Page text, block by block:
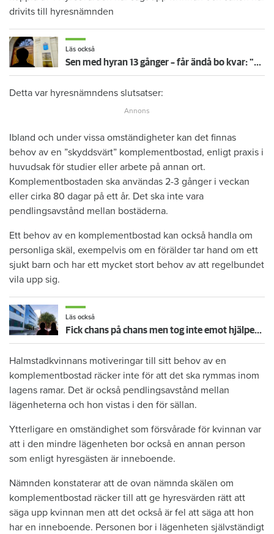
drivits till hyresnämnden
Läs också
Sen med hyran 13 gånger – får ändå bo kvar: "Glömde att betala"
Detta var hyresnämndens slutsatser:
Ibland och under vissa omständigheter kan det finnas
behov av en ”skyddsvärt” komplementbostad, enligt praxis i
huvudsak för studier eller arbete på annan ort.
Komplementbostaden ska användas 2-3 gånger i veckan
eller cirka 80 dagar på ett år. Det ska inte vara
pendlingsavstånd mellan bostäderna.
Ett behov av en komplementbostad kan också handla om
personliga skäl, exempelvis om en förälder tar hand om ett
sjukt barn och har ett mycket stort behov av att regelbundet
vila upp sig.
Läs också
Fick chans på chans men tog inte emot hjälpen – nu vräks paret: ”Tragiskt"
Halmstadkvinnans motiveringar till sitt behov av en
komplementbostad räcker inte för att det ska rymmas inom
lagens ramar. Det är också pendlingsavstånd mellan
lägenheterna och hon vistas i den för sällan.
Ytterligare en omständighet som försvårade för kvinnan var
att i den mindre lägenheten bor också en annan person
som enligt hyresgästen är inneboende.
Nämnden konstaterar att de ovan nämnda skälen om
komplementbostad räcker till att ge hyresvärden rätt att
säga upp kvinnan men att det också är fel att säga att hon
har en inneboende. Personen bor i lägenheten självständigt